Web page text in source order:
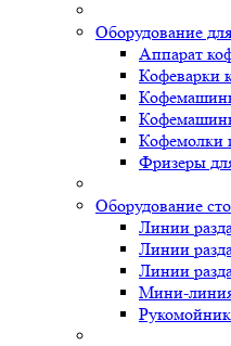
Оборудование
Аппарат
Кофеварки
Кофемолки
Фризеры
Оборудование
Линии
Линии
Линии
Мини-